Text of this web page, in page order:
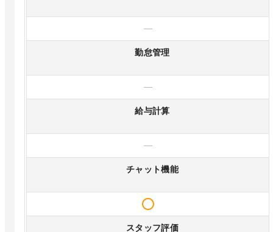
—
勤怠管理
—
給与計算
—
チャット機能
スタッフ評価